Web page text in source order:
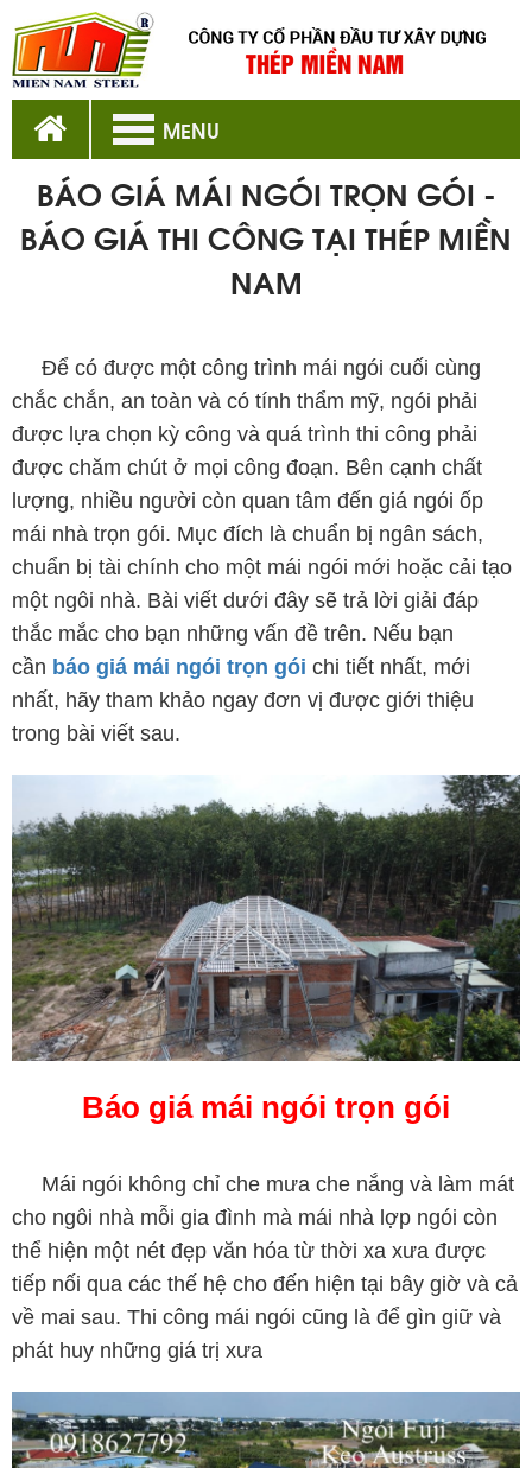
MENU
BÁO GIÁ MÁI NGÓI TRỌN GÓI -
BÁO GIÁ THI CÔNG TẠI THÉP MIỀN
NAM
Để có được một công trình mái ngói cuối cùng
chắc chắn, an toàn và có tính thẩm mỹ, ngói phải
được lựa chọn kỳ công và quá trình thi công phải
được chăm chút ở mọi công đoạn. Bên cạnh chất
lượng, nhiều người còn quan tâm đến giá ngói ốp
mái nhà trọn gói. Mục đích là chuẩn bị ngân sách,
chuẩn bị tài chính cho một mái ngói mới hoặc cải tạo
một ngôi nhà. Bài viết dưới đây sẽ trả lời giải đáp
thắc mắc cho bạn những vấn đề trên. Nếu bạn
cần báo giá mái ngói trọn gói chi tiết nhất, mới
nhất, hãy tham khảo ngay đơn vị được giới thiệu
trong bài viết sau.
Báo giá mái ngói trọn gói
Mái ngói không chỉ che mưa che nắng và làm mát
cho ngôi nhà mỗi gia đình mà mái nhà lợp ngói còn
thể hiện một nét đẹp văn hóa từ thời xa xưa được
tiếp nối qua các thế hệ cho đến hiện tại bây giờ và cả
về mai sau. Thi công mái ngói cũng là để gìn giữ và
phát huy những giá trị xưa